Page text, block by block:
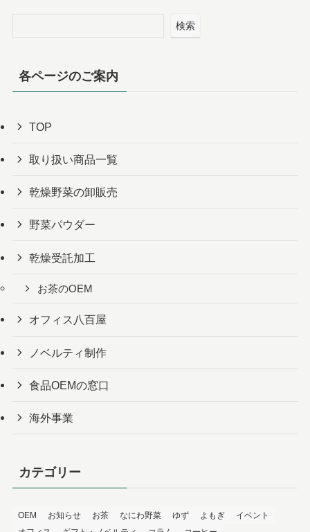
検索
各ページのご案内
TOP
取り扱い商品一覧
乾燥野菜の卸販売
野菜パウダー
乾燥受託加工
お茶のOEM
オフィス八百屋
ノベルティ制作
食品OEMの窓口
海外事業
カテゴリー
OEM お知らせ お茶 なにわ野菜 ゆず よもぎ
イベント